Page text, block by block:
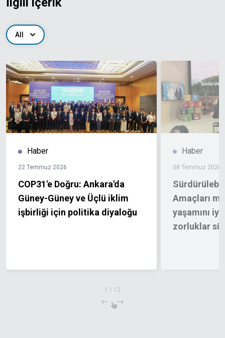
All
Haber
22 Temmuz 2026
COP31'e Doğru: Ankara'da
Güney-Güney ve Üçlü iklim
işbirliği için politika diyaloğu
Haber
08 Temmuz 2026
Amaçları
yaşamını
zorluklar
1 / 12